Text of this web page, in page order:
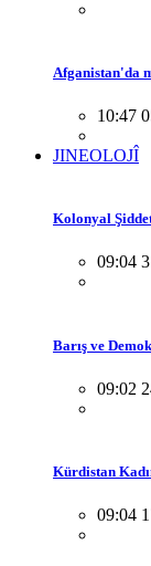
Afganistan'da
10:47
JINEOLOJÎ
Kolonyal
09:04
Barış ve
09:02
Kürdistan
09:04